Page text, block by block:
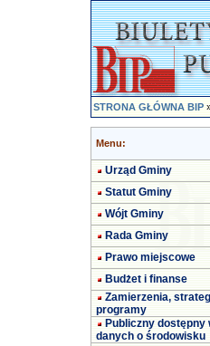
STRONA GŁÓWNA BIP
Menu:
Urząd Gminy
Statut Gminy
Wójt Gminy
Rada Gminy
Prawo miejscowe
Budżet i finanse
Zamierzenia,
programy
Publiczny dostępny
danych o środowisku